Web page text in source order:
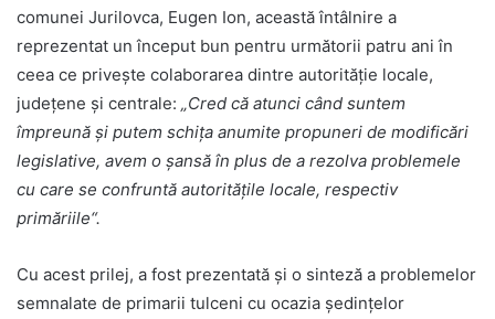
comunei Jurilovca, Eugen Ion, această întâlnire a
reprezentat un început bun pentru următorii patru ani în
ceea ce privește colaborarea dintre autorităție locale,
județene și centrale: „Cred că atunci când suntem
împreună și putem schița anumite propuneri de modificări
legislative, avem o șansă în plus de a rezolva problemele
cu care se confruntă autoritățile locale, respectiv
primăriile“.
Cu acest prilej, a fost prezentată și o sinteză a problemelor
semnalate de primarii tulceni cu ocazia ședințelor